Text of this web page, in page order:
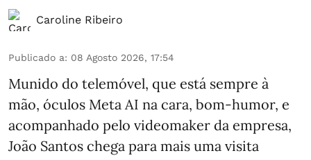
Caroline Ribeiro
Publicado a: 08 Agosto 2026, 17:54
Munido do telemóvel, que está sempre à
mão, óculos Meta AI na cara, bom-humor, e
acompanhado pelo videomaker da empresa,
João Santos chega para mais uma visita